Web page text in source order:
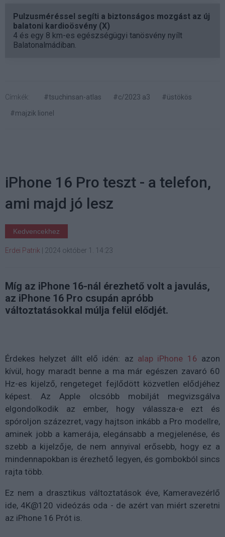
Pulzusméréssel segíti a biztonságos mozgást az új
balatoni kardioösvény (X)
4 és egy 8 km-es egészségügyi tanösvény nyílt
Balatonalmádiban.
Címkék: #tsuchinsan-atlas #c/2023 a3
#üstökös
#majzik lionel
iPhone 16 Pro teszt - a telefon,
ami majd jó lesz
Kedvencekhez
Erdei Patrik 2024 október 1. 14:23
Míg az iPhone 16-nál érezhető volt a javulás,
az iPhone 16 Pro csupán apróbb
változtatásokkal múlja felül elődjét.
Érdekes helyzet állt elő idén: az alap iPhone 16 azon
kívül, hogy maradt benne a ma már egészen zavaró 60
Hz-es kijelző, rengeteget fejlődött közvetlen elődjéhez
képest. Az Apple olcsóbb mobilját megvizsgálva
elgondolkodik az ember, hogy válassza-e ezt és
spóroljon százezret, vagy hajtson inkább a Pro modellre,
aminek jobb a kamerája, elegánsabb a megjelenése, és
szebb a kijelzője, de nem annyival erősebb, hogy ez a
mindennapokban is érezhető legyen, és gombokból sincs
rajta több.
Ez nem a drasztikus változtatások éve, Kameravezérlő
ide, 4K@120 videózás oda - de azért van miért szeretni
az iPhone 16 Prót is.